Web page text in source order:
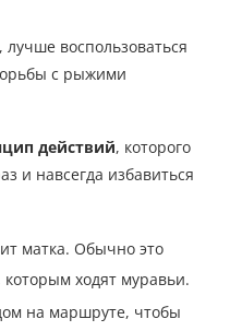
воспользоваться
с рыжими
действий, которого
и навсегда избавиться
матка. Обычно это
ходят муравьи.
на маршруте, чтобы